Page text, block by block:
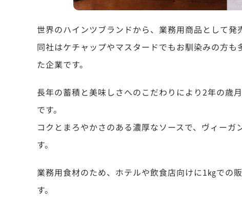
世界のハインツブランドから、業務用商品として発
同社はケチャップやマスタードでもお馴染みの方
た企業です。
長年の蓄積と美味しさへのこだわりにより2年の歳
です。
コクとまろやかさのある濃厚なソースで、ヴィー
す。
業務用食材のため、ホテルや飲食店向けに1㎏での
す。